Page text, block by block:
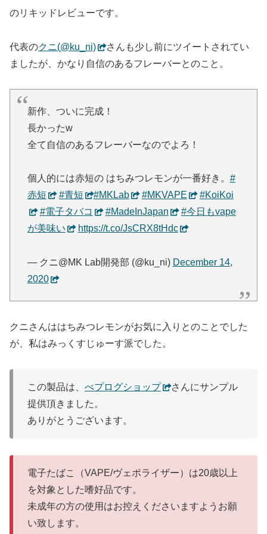
のリキッドレビューです。
代表のクニ(@ku_ni)
さんも少し前にツイートされてい
ましたが、かなり自信のあるフレーバーとのこと。
新作、ついに完成！
長かったw
全て自信のあるフレーバーなのでよろ！
個人的には赤短の はちみつレモンが一番好き。 #
赤短
#青短 #MKLab #MKVAPE
#KoiKoi
#電子タバコ
#MadeInJapan
#今日もvape
が美味い
https://t.co/JsCRX8tHdc
— クニ@MK Lab開発部 (@ku_ni) December 14,
2020
クニさんははちみつレモンがお気に入りとのことでした
が、私はみっくすじゅーす派でした。
この製品は、 べプログショップ
さんにサンプル
提供頂きました。
ありがとうございます。
電子たばこ（VAPE/ヴェポライザー）は20歳以上
を対象とした嗜好品です。
未成年の方の使用はお控えくださいますようお願
い致します。